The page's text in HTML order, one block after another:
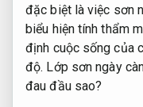
đặc biệt là việc sơn
biểu hiện tính thẩm
định cuộc sống của
độ. Lớp sơn ngày
đau đầu sao?